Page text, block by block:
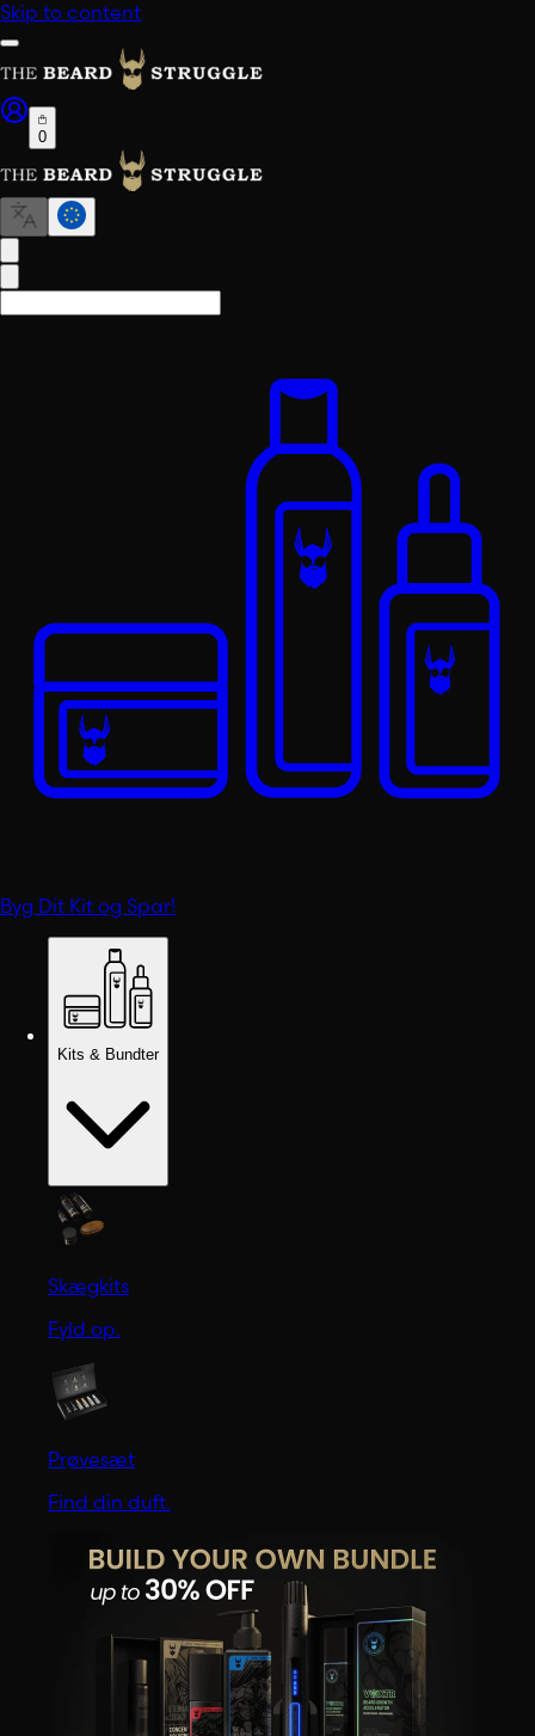
Skip to content
0
Byg Dit Kit og Spar!
Kits & Bundter
Skægkits
Fyld op.
Prøvesæt
Find din duft.